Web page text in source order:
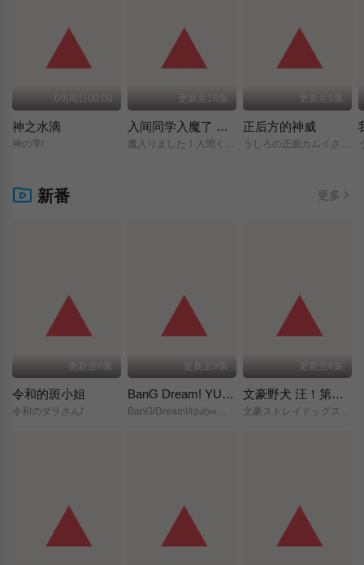
09|周日00:00
神之水滴
神の雫/
更新至18集
入间同学入魔了 第四季
魔入りました！入間くん/第4シリーズ/
更新至5集
正后方的神威
うしろの正面カムイさん/
新番 更多
更新至6集
令和的斑小姐
令和のダラさん/
更新至8集
BanG Dream! YUME∞MITA
更新至6集
文豪野犬 汪！第二季